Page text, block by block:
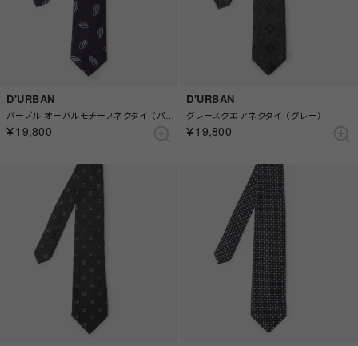
D'URBAN
パープル オーバルモチーフネクタイ （パープル）
￥19,800
D'URBAN
グレースクエアネクタイ （グレー）
￥19,800